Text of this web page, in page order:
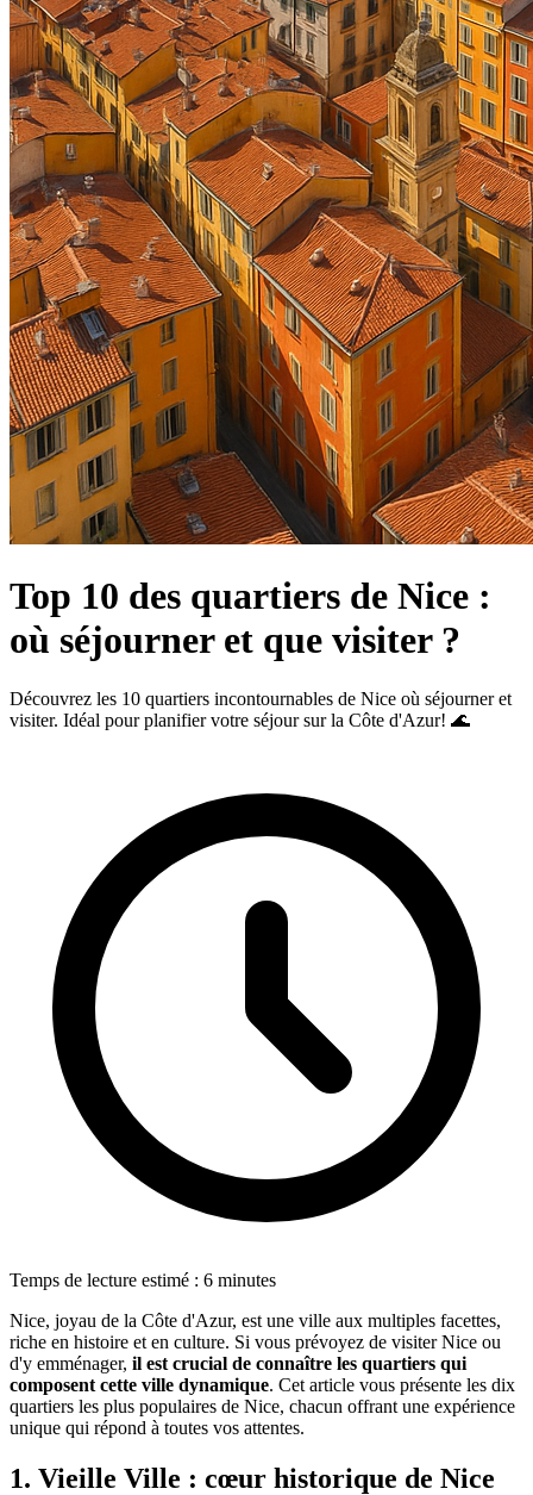
Top 10 des quartiers de Nice :
où séjourner et que visiter ?
Découvrez les 10 quartiers incontournables de Nice où séjourner et
visiter. Idéal pour planifier votre séjour sur la Côte d'Azur! 🌊
Temps de lecture estimé : 6 minutes
Nice, joyau de la Côte d'Azur, est une ville aux multiples facettes,
riche en histoire et en culture. Si vous prévoyez de visiter Nice ou
d'y emménager, il est crucial de connaître les quartiers qui
composent cette ville dynamique. Cet article vous présente les dix
quartiers les plus populaires de Nice, chacun offrant une expérience
unique qui répond à toutes vos attentes.
1. Vieille Ville : cœur historique de Nice